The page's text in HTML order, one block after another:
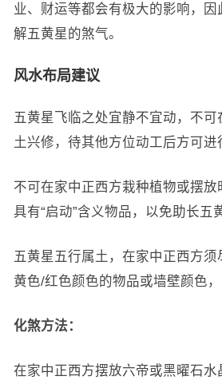
业、财运等都会有极大的影响，
解五黄星的煞气。
风水布局建议
五黄星飞临之处宜静不宜动，不
土兴修，待其他方位动工后方可进
不可在家中正西方栽种植物或摆
具有“启动”含义物品，以免助长五
五黄星五行属土，在家中正西方须
黄色/红色颜色的物品或墙壁颜色，
化煞方法：
在家中正西方摆放六帝或黑曜石水